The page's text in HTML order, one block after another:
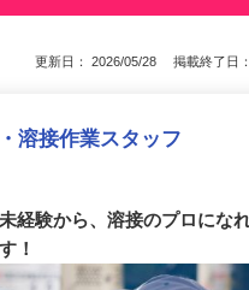
更新日： 2026/05/28 掲載終了日
溶接作業スタッフ
経験から、溶接のプロにな
！